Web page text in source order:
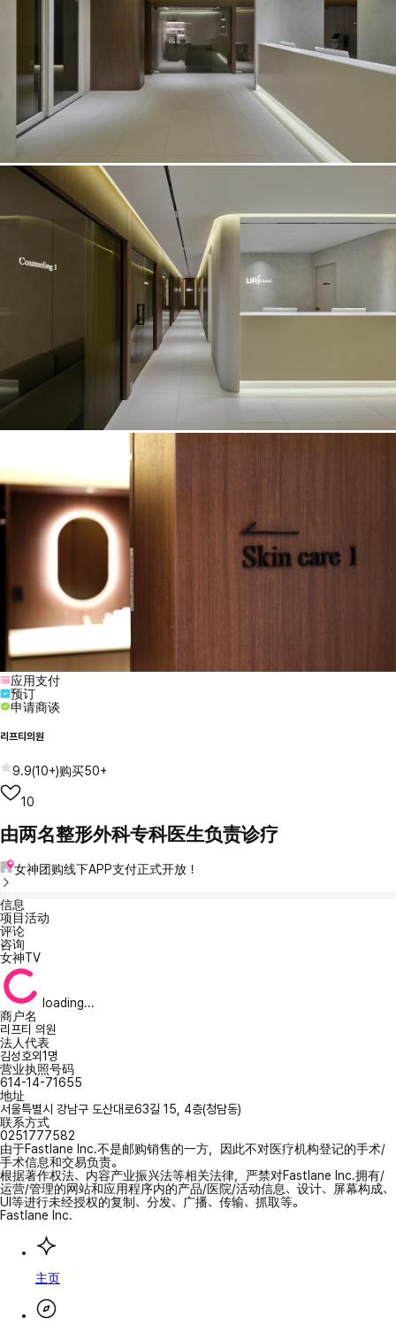
应用支付
预订
申请商谈
리프티의원
9.9(10+)购买50+
10
由两名整形外科专科医生负责诊疗
女神团购线下APP支付正式开放！
信息
项目活动
评论
咨询
女神TV
loading...
商户名
리프티 의원
法人代表
김성호외1명
营业执照号码
614-14-71655
地址
서울특별시 강남구 도산대로63길 15, 4층(청담동)
联系方式
0251777582
由于Fastlane Inc.不是邮购销售的一方，因此不对医疗机构登记的手术/
手术信息和交易负责。
根据著作权法、内容产业振兴法等相关法律，严禁对Fastlane Inc.拥有/
运营/管理的网站和应用程序内的产品/医院/活动信息、设计、屏幕构成、
UI等进行未经授权的复制、分发、广播、传输、抓取等。
Fastlane Inc.
主页